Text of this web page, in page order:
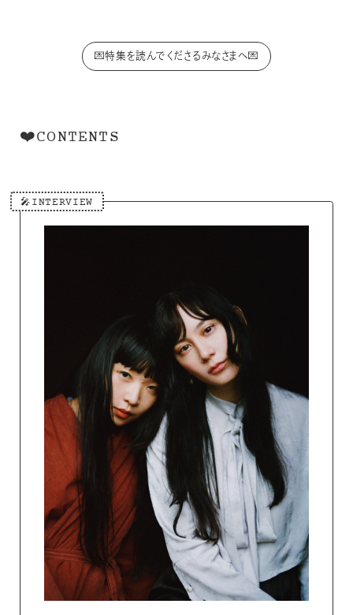
💌特集を読んでくださるみなさまへ💌
❤️CONTENTS
🎤INTERVIEW